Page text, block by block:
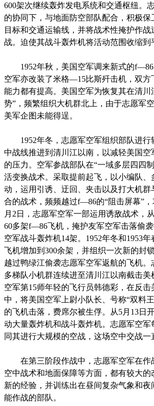
600架次继续轰炸发电系统和交通枢纽。
的协同下，与地面防空部队配合，积极
目标和交通运输线，并将战术性掩护作
战。迫使其战斗轰炸机将活动范围收缩到
1952年秋，美国空军调来新式的
空军亦改装了米格—15比斯歼击机，双方
能力都有提高。美国空军为恢复其在清川
势”，频繁组织大机群北上，由于志愿军
美军企图未能得逞。
1952年冬，志愿军空军组织部队进行
中战线推进到清川江以南，以减轻美国空
的压力。空军参战部队在“一域多层四四
活变换战术。采取提前起飞，以小编队、
动，运用引诱、迂回、夹击以及打大机群
合的战术，频频越过f—86的“阻击屏幕”，
月2日，志愿军空军一部运用诱敌战术，
60多架f—86飞机，掩护友军空军击落偷
空军战斗轰炸机14架。1952年冬和1953
飞机增加到300余架，并组织一次新的封
越过鸭绿江偷袭志愿军空军返航的飞机。
多梯队小机群连续进至清川江以南截击美
空军第15师年轻的飞行员韩德彩，在反
中，将美国空军上尉小队长、号称“双料
的飞机击落，费席尔被生俘。从5月13日
动大量轰炸机和战斗轰炸机。志愿军空军
同其进行大规模的空战，这场空中交战一
在第三阶段作战中，志愿军空军在作
空中战术和地面保障等方面，都有较大的
新的经验，并训练出在昼间复杂气象和
能作战的部队。